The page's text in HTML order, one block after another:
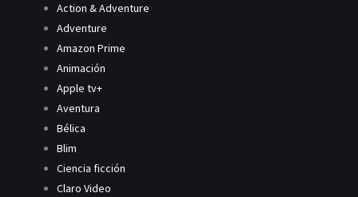
Action & Adventure
Adventure
Amazon Prime
Animación
Apple tv+
Aventura
Bélica
Blim
Ciencia ficción
Claro Video